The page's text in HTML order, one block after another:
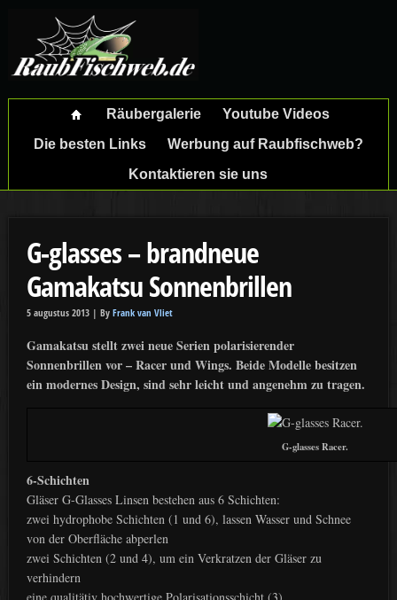
Räubergalerie
Youtube Videos
Die besten Links
Werbung auf Raubfischweb?
Kontaktieren sie uns
G-glasses – brandneue
Gamakatsu Sonnenbrillen
5 augustus 2013 | By Frank van Vliet
Gamakatsu stellt zwei neue Serien polarisierender
Sonnenbrillen vor – Racer und Wings. Beide Modelle besitzen
ein modernes Design, sind sehr leicht und angenehm zu tragen.
G-glasses Racer.
6-Schichten
Gläser G-Glasses Linsen bestehen aus 6 Schichten:
zwei hydrophobe Schichten (1 und 6), lassen Wasser und Schnee
von der Oberfläche abperlen
zwei Schichten (2 und 4), um ein Verkratzen der Gläser zu
verhindern
eine qualitätiv hochwertige Polarisationsschicht (3)